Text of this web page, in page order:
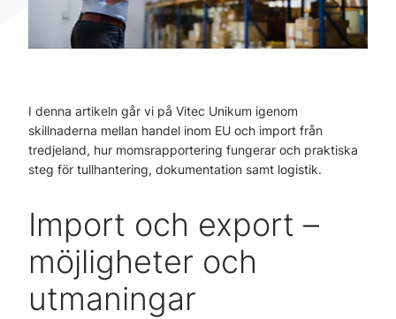
I denna artikeln går vi på Vitec Unikum igenom
skillnaderna mellan handel inom EU och import från
tredjeland, hur momsrapportering fungerar och praktiska
steg för tullhantering, dokumentation samt logistik.
Import och export –
möjligheter och
utmaningar